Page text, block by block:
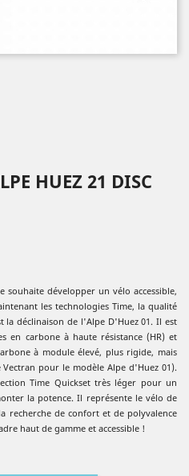
HUEZ 21 DISC
souhaite développer un vélo accessible,
les technologies Time, la qualité
la déclinaison de l'Alpe D'Huez 01. Il est
en carbone à haute résistance (HR) et
à module élevé, plus rigide, mais
pour le modèle Alpe d'Huez 01).
Time Quickset très léger pour un
la potence. Il représente le vélo de
recherche de confort et de polyvalence
haut de gamme et accessible !